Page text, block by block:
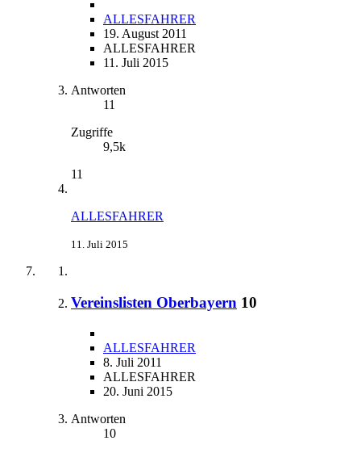
ALLESFAHRER
19. August 2011
ALLESFAHRER
11. Juli 2015
Antworten
11
Zugriffe
9,5k
11
ALLESFAHRER
11. Juli 2015
Vereinslisten Oberbayern 10
ALLESFAHRER
8. Juli 2011
ALLESFAHRER
20. Juni 2015
Antworten
10